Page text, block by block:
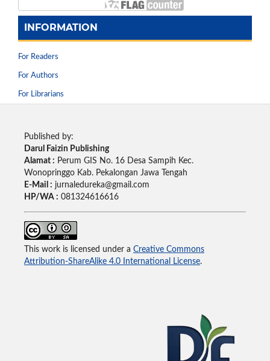
INFORMATION
For Readers
For Authors
For Librarians
Published by:
Darul Faizin Publishing
Alamat : Perum GIS No. 16 Desa Sampih Kec.
Wonopringgo Kab. Pekalongan Jawa Tengah
E-Mail : jurnaledureka@gmail.com
HP/WA : 081324616616
This work is licensed under a Creative Commons
Attribution-ShareAlike 4.0 International License.